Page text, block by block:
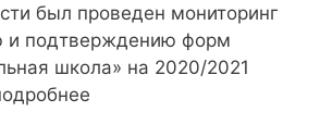
был проведен мониторинг
и подтверждению форм
школа» на 2020/2021